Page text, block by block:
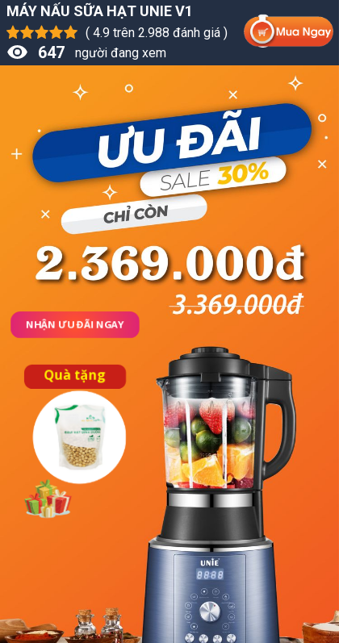
MÁY NẤU SỮA HẠT UNIE V1
( 4.9 trên 2.988 đánh giá )
619 người đang xem
Quà tặng
NHẬN ƯU ĐÃI NGAY